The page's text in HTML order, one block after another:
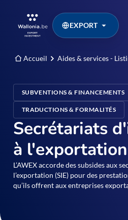
EXPORT
Accueil Aides & services -
SUBVENTIONS & FINANCEMENTS
TRADUCTIONS & FORMALITÉS
Secrétariats
à l'exportation
L’AWEX accorde des subsides aux
l’exportation (SIE) pour des
qu’ils offrent aux entreprises